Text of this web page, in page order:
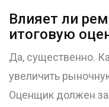
Влияет ли
итоговую
Да, существенно.
увеличить
Оценщик должен